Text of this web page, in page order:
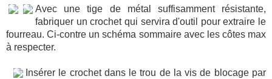
Avec une tige de métal suffisamment résistante,
fabriquer un crochet qui servira d'outil pour extraire le
fourreau. Ci-contre un schéma sommaire avec les côtes max
à respecter.
Insérer le crochet dans le trou de la vis de blocage par